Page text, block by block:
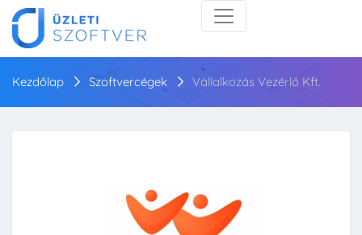
Kezdőlap Szoftvercégek Vállalkozás Vezérlő Kft.